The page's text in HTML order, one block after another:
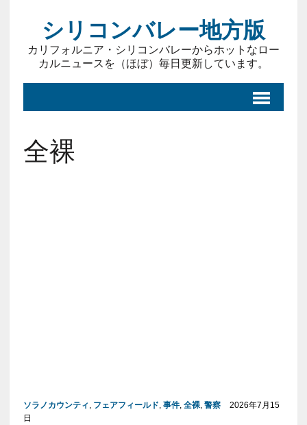
シリコンバレー地方版
カリフォルニア・シリコンバレーからホットなロー
カルニュースを（ほぼ）毎日更新しています。
全裸
ソラノカウンティ , フェアフィールド, 事件, 全裸, 警察
2026年7月15
日